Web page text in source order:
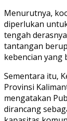
Menurutnya,
diperlukan
tengah
tantangan
kebencian yang
Sementara itu,
Provinsi
mengatakan
dirancang